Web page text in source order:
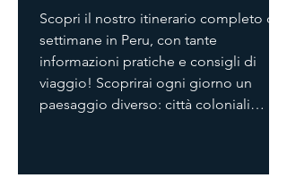
Scopri il nostro itinerario completo di 2
settimane in Peru, con tante
informazioni pratiche e consigli di
viaggio! Scoprirai ogni giorno un
paesaggio diverso: città coloniali